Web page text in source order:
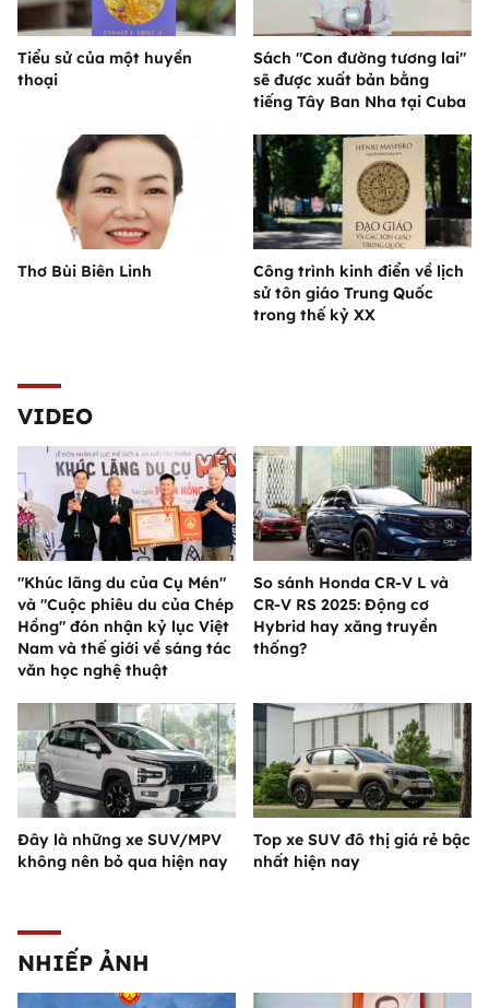
Tiểu sử của một huyền
thoại
Sách "Con đường tương lai"
sẽ được xuất bản bằng
tiếng Tây Ban Nha tại Cuba
Thơ Bùi Biên Linh
Công trình kinh điển về lịch
sử tôn giáo Trung Quốc
trong thế kỷ XX
VIDEO
"Khúc lãng du của Cụ Mén"
và "Cuộc phiêu du của Chép
Hồng" đón nhận kỷ lục Việt
Nam và thế giới về sáng tác
văn học nghệ thuật
So sánh Honda CR-V L và
CR-V RS 2025: Động cơ
Hybrid hay xăng truyền
thống?
Đây là những xe SUV/MPV
không nên bỏ qua hiện nay
Top xe SUV đô thị giá rẻ bậc
nhất hiện nay
NHIẾP ẢNH